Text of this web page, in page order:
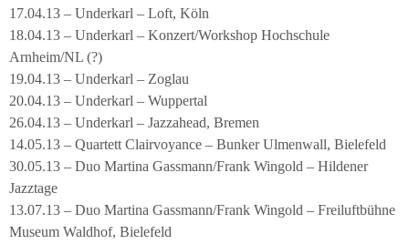
17.04.13 – Underkarl – Loft, Köln
18.04.13 – Underkarl – Konzert/Workshop Hochschule
Arnheim/NL (?)
19.04.13 – Underkarl – Zoglau
20.04.13 – Underkarl – Wuppertal
26.04.13 – Underkarl – Jazzahead, Bremen
14.05.13 – Quartett Clairvoyance – Bunker Ulmenwall, Bielefeld
30.05.13 – Duo Martina Gassmann/Frank Wingold – Hildener
Jazztage
13.07.13 – Duo Martina Gassmann/Frank Wingold – Freiluftbühne
Museum Waldhof, Bielefeld